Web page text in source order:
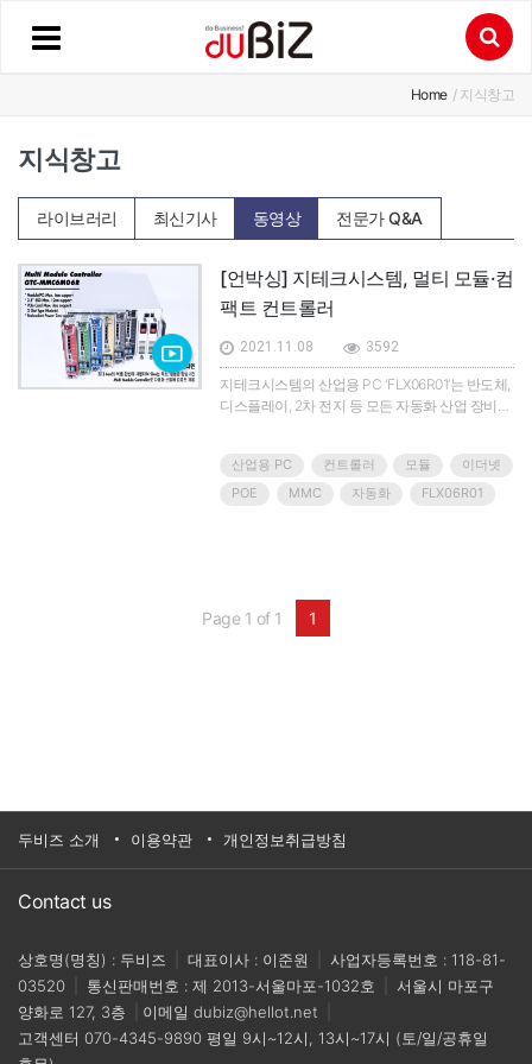
Home / 지식창고
지식창고
라이브러리 최신기사 동영상 전문가 Q&A
[언박싱] 지테크시스템, 멀티 모듈·컴
팩트 컨트롤러
2021.11.08 3592
지테크시스템의 산업용 PC 'FLX06R01’는 반도체,
디스플레이, 2차 전지 등 모든 자동화 산업 장비에
고속 처리 ▲전면 2.5" SSD Rack 2개 지원해 여유
용량 확보 ▲다수 I/O 및 PCI Card Slot 지원을 통
성과 효율성 증가 ▲안정적인 전원 설계로 과전
압/과전류 보호 ▲모듈 별 핫 스왑 기능 지원으로
쉬운 유지 보수가 가능하다는 장점이 있다.기업명
산업용 PC 컨트롤러 모듈
이더넷
POE
MMC 자동화 FLX06R01
Page 1 of 1 1
두비즈 소개 이용약관 개인정보취급방침
Contact us
상호명(명칭) : 두비즈 대표이사 : 이준원
사업자등록번호 : 118-81-
03520
통신판매번호 : 제 2013-서울마포-1032호
서울시 마포구
양화로 127, 3층
이메일 dubiz@hellot.net
고객센터 070-4345-9890 평일 9시~12시, 13시~17시 (토/일/공휴일